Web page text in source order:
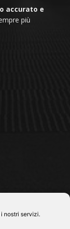
nostri servizi.
accurato e
più